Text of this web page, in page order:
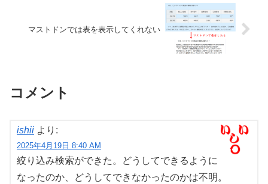
マストドンでは表を表示してくれない
コメント
ishii より:
2025年4月19日 8:40 AM
絞り込み検索ができた。どうしてできるように
なったのか、どうしてできなかったのかは不明。